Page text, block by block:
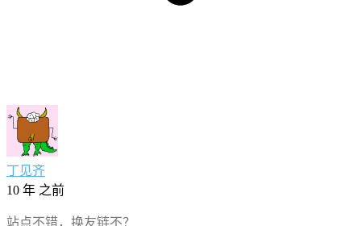
丁见齐
10 年 之前
站点不错，换友链不？